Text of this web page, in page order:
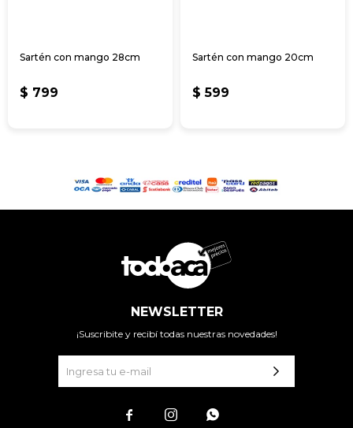
Sartén con mango 28cm
$ 799
Sartén con mango 20cm
$ 599
NEWSLETTER
¡Suscribite y recibí todas nuestras novedades!
  